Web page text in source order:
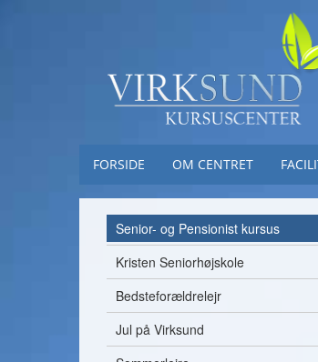
FORSIDE OM CENTRET
Senior- og Pensionist kursus
Kristen Seniorhøjskole
Bedsteforældrelejr
Jul på Virksund